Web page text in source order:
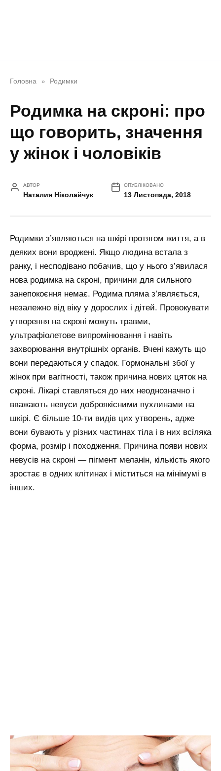
Головна » Родимки
Родимка на скроні: про
що говорить, значення
у жінок і чоловіків
АВТОР
Наталия Ніколайчук
ОПУБЛІКОВАНО
13 Листопада, 2018
Родимки з’являються на шкірі протягом життя, а в
деяких вони вроджені. Якщо людина встала з
ранку, і несподівано побачив, що у нього з’явилася
нова родимка на скроні, причини для сильного
занепокоєння немає. Родима пляма з’являється,
незалежно від віку у дорослих і дітей. Провокувати
утворення на скроні можуть травми,
ультрафіолетове випромінювання і навіть
захворювання внутрішніх органів. Вчені кажуть що
вони передаються у спадок. Гормональні збої у
жінок при вагітності, також причина нових цяток на
скроні. Лікарі ставляться до них неоднозначно і
вважають невуси доброякісними пухлинами на
шкірі. Є більше 10-ти видів цих утворень, адже
вони бувають у різних частинах тіла і в них всіляка
форма, розмір і походження. Причина появи нових
невусів на скроні — пігмент меланін, кількість якого
зростає в одних клітинах і міститься на мінімумі в
інших.